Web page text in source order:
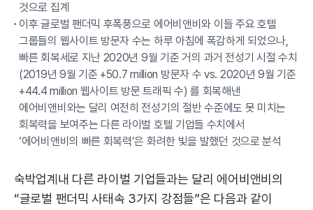
것으로 집계
이후 글로벌 팬더믹 후폭풍으로 에어비앤비와 이들 주요 호텔
그룹들의 웹사이트 방문자 수는 하루 아침에 폭감하게 되었으나,
빠른 회복세로 지난 2020년 9월 기준 거의 과거 전성기 시절 수치
(2019년 9월 기준 +50.7 million 방문자 수 vs. 2020년 9월 기준
+44.4 million 웹사이트 방문 트래픽 수) 를 회복해낸
에어비앤비와는 달리 여전히 전성기의 절반 수준에도 못 미치는
회복력을 보여주는 다른 라이벌 호텔 기업들 수치에서
‘에어비앤비의 빠른 회복력’은 화려한 빛을 발했던 것으로 분석
숙박업계내 다른 라이벌 기업들과는 달리 에어비앤비의
“글로벌 팬더믹 사태속 3가지 강점들”은 다음과 같이